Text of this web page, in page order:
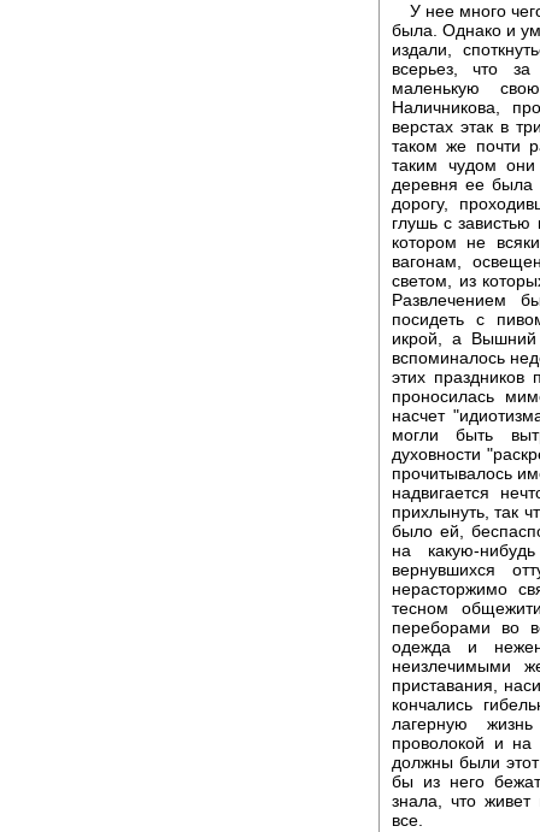
У нее много
была. Однако и
издали,
всерьез, что
маленькую
Наличникова,
верстах этак в
таком же почти
таким чудом
деревня ее
дорогу,
глушь с
котором не
вагонам,
светом, из
Развлечением
посидеть с
икрой, а Вышний
вспоминалось
этих праздников
проносилась
насчет
могли быть
духовности
прочитывалось
надвигается
прихлынуть, так
было ей,
на какую-
вернувшихся
нерасторжимо
тесном
переборами во
одежда и
неизлечимыми
приставания,
кончались
лагерную
проволокой и на
должны были
бы из него
знала, что живет
все.